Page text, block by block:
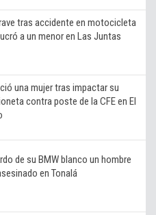
tras accidente en motocicleta
a un menor en Las Juntas
una mujer tras impactar su
contra poste de la CFE en El
de su BMW blanco un hombre
en Tonalá